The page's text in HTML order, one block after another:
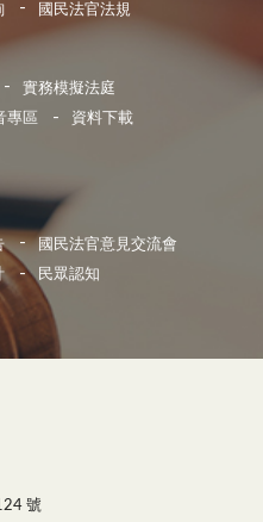
國民法官法規
實務模擬法庭
專區 資料下載
國民法官意見交流會
民眾認知
號